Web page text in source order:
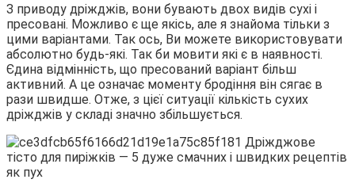
З приводу дріжджів, вони бувають двох видів сухі і
пресовані. Можливо є ще якісь, але я знайома тільки з
цими варіантами. Так ось, Ви можете використовувати
абсолютно будь-які. Так би мовити які є в наявності.
Єдина відмінність, що пресований варіант більш
активний. А це означає моменту бродіння він сягає в
рази швидше. Отже, з цієї ситуації кількість сухих
дріжджів у складі значно збільшується.